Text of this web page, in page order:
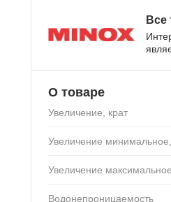
Все
О товаре
Увеличение, крат
Увеличение
Увеличение
Водонепроницаемость